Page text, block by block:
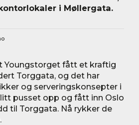
i Møllergata.
Youngstorget fått et kraftig
Torggata, og det har
og serveringskonsepter i
pusset opp og fått inn Oslo
til Torggata. Nå rykker de